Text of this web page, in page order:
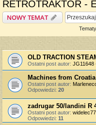
RETROTRAKTOR -
NOWY TEMAT
OLD TRACTION
Ostatni post autor: JG11648
Machines from Croatia
Ostatni post autor:
Odpowiedzi: 20
zadrugar 50/landini R
Ostatni post autor: widelec77
Odpowiedzi: 11